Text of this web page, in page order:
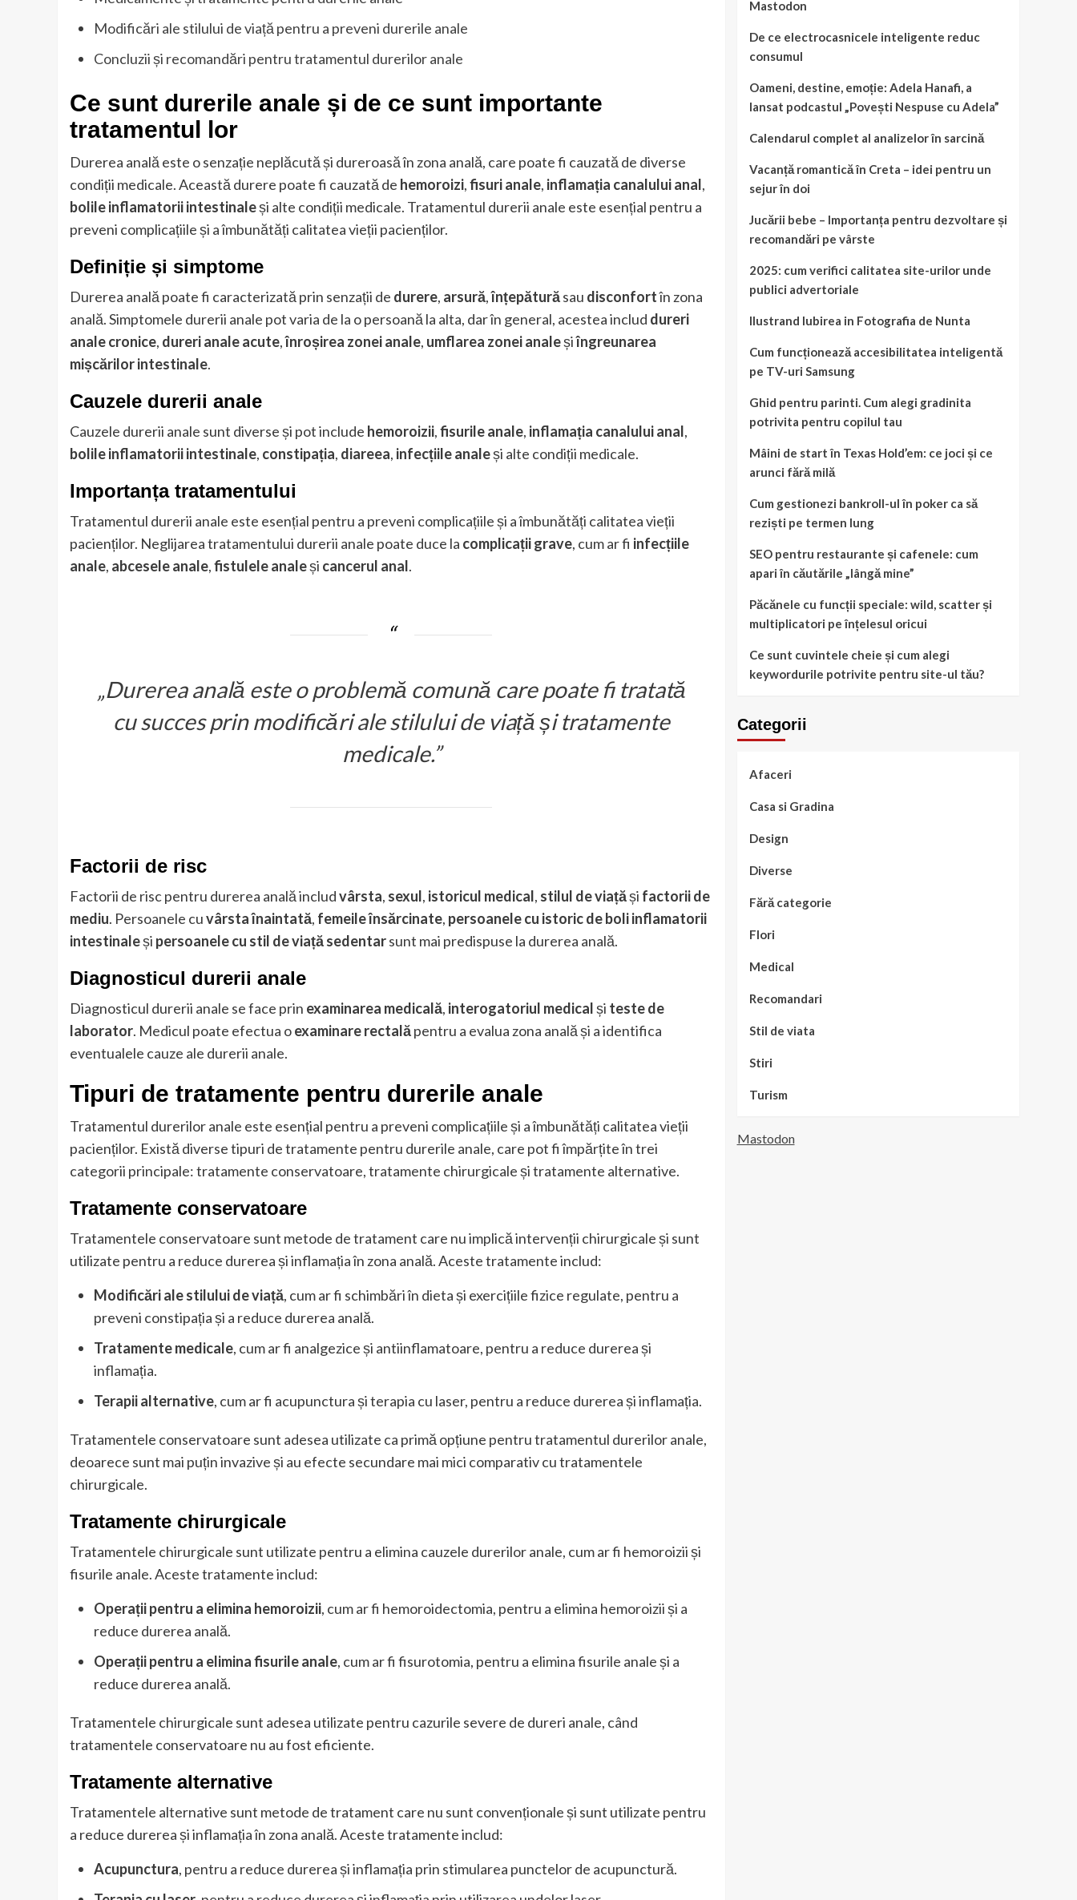
Modificări ale stilului de viață pentru a preveni durerile anale
Concluzii și recomandări pentru tratamentul durerilor anale
Ce sunt durerile anale și de ce sunt importante
tratamentul lor
Durerea anală este o senzație neplăcută și dureroasă în zona anală, care poate fi cauzată de diverse
condiții medicale. Această durere poate fi cauzată de hemoroizi,fisuri anale, inflamația canalului anal,
bolile inflamatorii intestinaleși alte condiții medicale. Tratamentul durerii anale este esențial pentru a
preveni complicațiile și a îmbunătăți calitatea vieții pacienților.
Definiție și simptome
Durerea anală poate fi caracterizată prin senzații de durere, arsură,înțepăturăsau disconfortîn zona
anală. Simptomele durerii anale pot varia de la o persoană la alta, dar în general, acestea includ dureri
anale cronice, dureri anale acute,înroșirea zonei anale, umflarea zonei analeșiîngreunarea
mișcărilor intestinale.
Cauzele durerii anale
Cauzele durerii anale sunt diverse și pot include hemoroizii,fisurile anale, inflamația canalului anal,
bolile inflamatorii intestinale, constipația, diareea, infecțiile analeși alte condiții medicale.
Importanța tratamentului
Tratamentul durerii anale este esențial pentru a preveni complicațiile și a îmbunătăți calitatea vieții
pacienților. Neglijarea tratamentului durerii anale poate duce la complicații grave, cum ar fi infecțiile
anale, abcesele anale,fistulele analeși cancerul anal.
„Durerea anală este o problemă comună care poate fi tratată
cu succes prin modificări ale stilului de viață și tratamente
medicale.”
Factorii de risc
Factorii de risc pentru durerea anală includvârsta, sexul, istoricul medical, stilul de viațăși factorii de
mediu. Persoanele cuvârsta înaintată, femeile însărcinate, persoanele cu istoric de boli inflamatorii
intestinaleși persoanele cu stil de viață sedentarsunt mai predispuse la durerea anală.
Diagnosticul durerii anale
Diagnosticul durerii anale se face prin examinarea medicală, interogatoriul medicalși teste de
laborator. Medicul poate efectua oexaminare rectalăpentru a evalua zona anală și a identifica
eventualele cauze ale durerii anale.
Tipuri de tratamente pentru durerile anale
Tratamentul durerilor anale este esențial pentru a preveni complicațiile și a îmbunătăți calitatea vieții
pacienților. Există diverse tipuri de tratamente pentru durerile anale, care pot fi împărțite în trei
categorii principale: tratamente conservatoare, tratamente chirurgicale și tratamente alternative.
Tratamente conservatoare
Tratamentele conservatoare sunt metode de tratament care nu implică intervenții chirurgicale și sunt
utilizate pentru a reduce durerea și inflamația în zona anală. Aceste tratamente includ:
Modificări ale stilului de viață, cum ar fi schimbări în dieta și exercițiile fizice regulate, pentru a
preveni constipația și a reduce durerea anală.
Tratamente medicale, cum ar fi analgezice și antiinflamatoare, pentru a reduce durerea și
inflamația.
Terapii alternative, cum ar fi acupunctura și terapia cu laser, pentru a reduce durerea și inflamația.
Tratamentele conservatoare sunt adesea utilizate ca primă opțiune pentru tratamentul durerilor anale,
deoarece sunt mai puțin invazive și au efecte secundare mai mici comparativ cu tratamentele
chirurgicale.
Tratamente chirurgicale
Tratamentele chirurgicale sunt utilizate pentru a elimina cauzele durerilor anale, cum ar fi hemoroizii și
fisurile anale. Aceste tratamente includ:
Operații pentru a elimina hemoroizii, cum ar fi hemoroidectomia, pentru a elimina hemoroizii și a
reduce durerea anală.
Operații pentru a elimina fisurile anale, cum ar fi fisurotomia, pentru a elimina fisurile anale și a
reduce durerea anală.
Tratamentele chirurgicale sunt adesea utilizate pentru cazurile severe de dureri anale, când
tratamentele conservatoare nu au fost eficiente.
Tratamente alternative
Tratamentele alternative sunt metode de tratament care nu sunt convenționale și sunt utilizate pentru
a reduce durerea și inflamația în zona anală. Aceste tratamente includ:
Acupunctura, pentru a reduce durerea și inflamația prin stimularea punctelor de acupunctură.
Mastodon
De ce electrocasnicele inteligente reduc
consumul
Oameni, destine, emoție: Adela Hanafi, a
lansat podcastul „Povești Nespuse cu Adela”
Calendarul complet al analizelor în sarcină
Vacanță romantică în Creta – idei pentru un
sejur în doi
Jucării bebe – Importanța pentru dezvoltare și
recomandări pe vârste
2025: cum verifici calitatea site-urilor unde
publici advertoriale
Ilustrand Iubirea in Fotografia de Nunta
Cum funcționează accesibilitatea inteligentă
pe TV-uri Samsung
Ghid pentru parinti. Cum alegi gradinita
potrivita pentru copilul tau
Mâini de start în Texas Hold’em: ce joci și ce
arunci fără milă
Cum gestionezi bankroll-ul în poker ca să
reziști pe termen lung
SEO pentru restaurante și cafenele: cum
apari în căutările „lângă mine”
Păcănele cu funcții speciale: wild, scatter și
multiplicatori pe înțelesul oricui
Ce sunt cuvintele cheie și cum alegi
keywordurile potrivite pentru site-ul tău?
Categorii
Afaceri
Casa si Gradina
Design
Diverse
Fără categorie
Flori
Medical
Recomandari
Stil de viata
Stiri
Turism
Mastodon